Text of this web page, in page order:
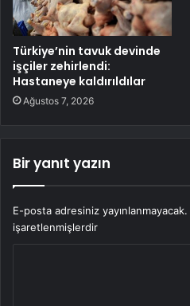
Türkiye’nin tavuk devinde
işçiler zehirlendi:
Hastaneye kaldırıldılar
Ağustos 7, 2026
Bir yanıt yazın
E-posta adresiniz yayınlanmayacak.
işaretlenmişlerdir